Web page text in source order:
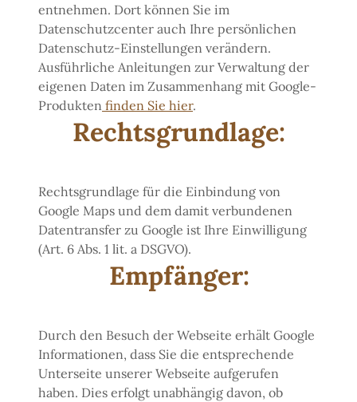
entnehmen. Dort können Sie im
Datenschutzcenter auch Ihre persönlichen
Datenschutz-Einstellungen verändern.
Ausführliche Anleitungen zur Verwaltung der
eigenen Daten im Zusammenhang mit Google-
Produkten finden Sie hier.
Rechtsgrundlage:
Rechtsgrundlage für die Einbindung von
Google Maps und dem damit verbundenen
Datentransfer zu Google ist Ihre Einwilligung
(Art. 6 Abs. 1 lit. a DSGVO).
Empfänger:
Durch den Besuch der Webseite erhält Google
Informationen, dass Sie die entsprechende
Unterseite unserer Webseite aufgerufen
haben. Dies erfolgt unabhängig davon, ob